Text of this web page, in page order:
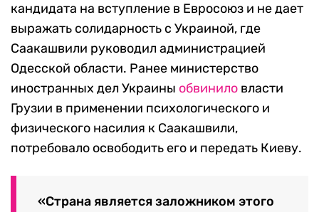
кандидата на вступление в Евросоюз и не дает
выражать солидарность с Украиной, где
Саакашвили руководил администрацией
Одесской области. Ранее министерство
иностранных дел Украины обвинило власти
Грузии в применении психологического и
физического насилия к Саакашвили,
потребовало освободить его и передать Киеву.
«Страна является заложником этого